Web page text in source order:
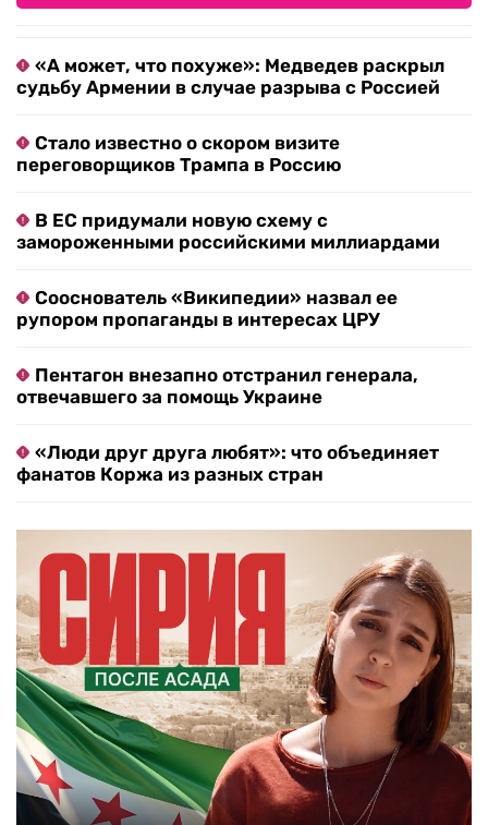
«А может, что похуже»: Медведев раскрыл
судьбу Армении в случае разрыва с Россией
Стало известно о скором визите
переговорщиков Трампа в Россию
В ЕС придумали новую схему с
замороженными российскими миллиардами
Сооснователь «Википедии» назвал ее
рупором пропаганды в интересах ЦРУ
Пентагон внезапно отстранил генерала,
отвечавшего за помощь Украине
«Люди друг друга любят»: что объединяет
фанатов Коржа из разных стран